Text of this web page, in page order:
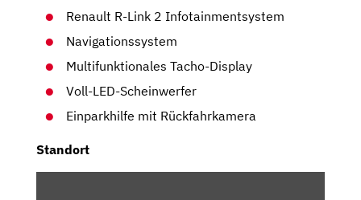
Renault R-Link 2 Infotainmentsystem
Navigationssystem
Multifunktionales Tacho-Display
Voll-LED-Scheinwerfer
Einparkhilfe mit Rückfahrkamera
Standort